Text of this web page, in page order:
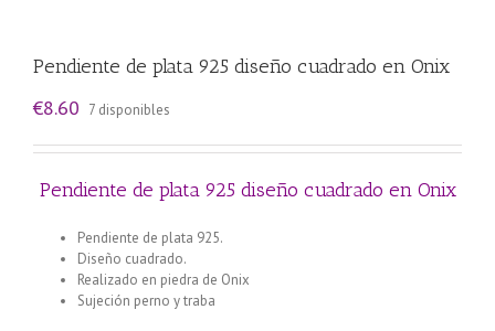
Pendiente de plata 925 diseño cuadrado en Onix
€8.60 7 disponibles
Pendiente de plata 925 diseño cuadrado en Onix
Pendiente de plata 925.
Diseño cuadrado.
Realizado en piedra de Onix
Sujeción perno y traba